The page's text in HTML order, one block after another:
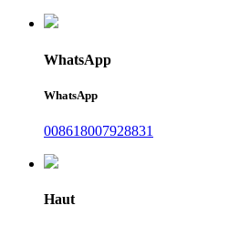
WhatsApp
WhatsApp
008618007928831
Haut